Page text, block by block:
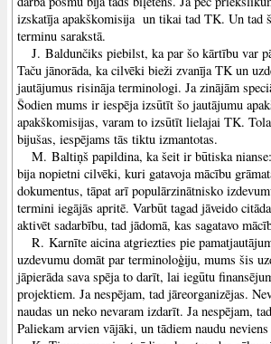
izskatīja apakškomisija un tikai tad TK. Un tad
terminu sarakstā.
J. Baldunčiks piebilst, ka par šo kārtību var
Taču jānorāda, ka cilvēki bieži zvanīja TK un
jautājumus risināja terminologi. Ja zinājām
Šodien mums ir iespēja izsūtīt šo jautājumu
apakškomisijas, varam to izsūtīt lielajai TK.
bijušas, iespējams tās tiktu izmantotas.
M. Baltiņš papildina, ka šeit ir būtiska
bija nopietni cilvēki, kuri gatavoja mācību
dokumentus, tāpat arī populārzinātnisko
termini iegājās apritē. Varbūt tagad jāveido
aktivēt sadarbību, tad jādomā, kas sagatavo
R. Karnīte aicina atgriezties pie
uzdevumu domāt par terminoloģiju, mums šis
jāpierāda sava spēja to darīt, lai iegūtu
projektiem. Ja nespējam, tad jāreorganizējas.
naudas un neko nevaram izdarīt. Ja nespējam,
Paliekam arvien vājāki, un tādiem naudu